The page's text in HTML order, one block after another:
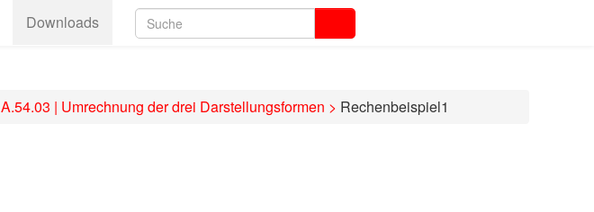
Downloads
A.54.03 | Umrechnung der drei Darstellungsformen > Rechenbeispiel1